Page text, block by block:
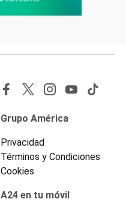
Grupo América
Privacidad
Términos y Condiciones
Cookies
A24 en tu móvil